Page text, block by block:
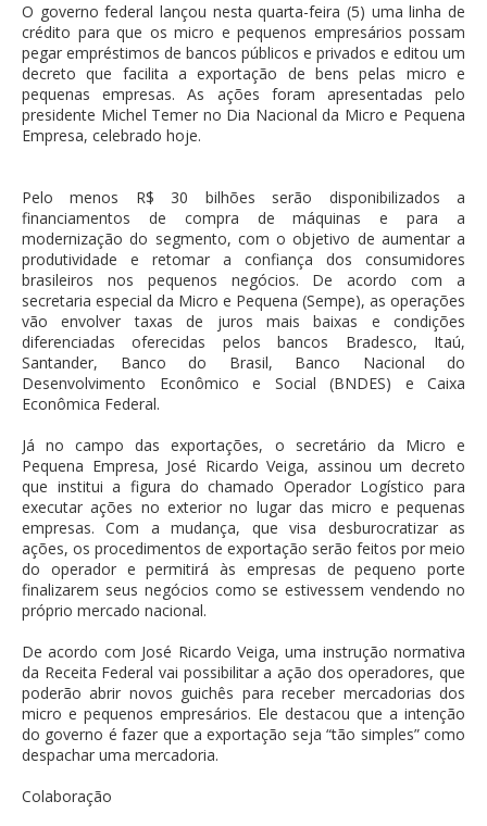
O governo federal lançou nesta quarta-feira (5) uma linha de
crédito para que os micro e pequenos empresários possam
pegar empréstimos de bancos públicos e privados e editou um
decreto que facilita a exportação de bens pelas micro e
pequenas empresas. As ações foram apresentadas pelo
presidente Michel Temer no Dia Nacional da Micro e Pequena
Empresa, celebrado hoje.
Pelo menos R$ 30 bilhões serão disponibilizados a
financiamentos de compra de máquinas e para a
modernização do segmento, com o objetivo de aumentar a
produtividade e retomar a confiança dos consumidores
brasileiros nos pequenos negócios. De acordo com a
secretaria especial da Micro e Pequena (Sempe), as operações
vão envolver taxas de juros mais baixas e condições
diferenciadas oferecidas pelos bancos Bradesco, Itaú,
Santander, Banco do Brasil, Banco Nacional do
Desenvolvimento Econômico e Social (BNDES) e Caixa
Econômica Federal.
Já no campo das exportações, o secretário da Micro e
Pequena Empresa, José Ricardo Veiga, assinou um decreto
que institui a figura do chamado Operador Logístico para
executar ações no exterior no lugar das micro e pequenas
empresas. Com a mudança, que visa desburocratizar as
ações, os procedimentos de exportação serão feitos por meio
do operador e permitirá às empresas de pequeno porte
finalizarem seus negócios como se estivessem vendendo no
próprio mercado nacional.
De acordo com José Ricardo Veiga, uma instrução normativa
da Receita Federal vai possibilitar a ação dos operadores, que
poderão abrir novos guichês para receber mercadorias dos
micro e pequenos empresários. Ele destacou que a intenção
do governo é fazer que a exportação seja “tão simples” como
despachar uma mercadoria.
Colaboração